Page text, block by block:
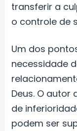
transferir a
o controle de
Um dos
necessidade
Deus. O
de
podem ser